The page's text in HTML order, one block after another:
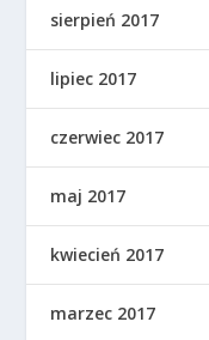
sierpień 2017
lipiec 2017
czerwiec 2017
maj 2017
kwiecień 2017
marzec 2017